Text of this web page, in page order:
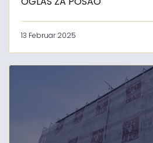
13 Februar 2025